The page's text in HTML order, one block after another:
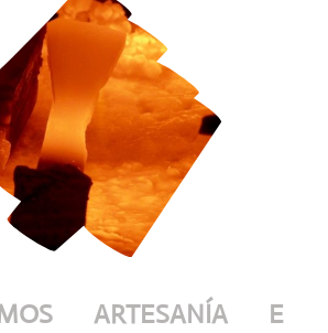
ARTESANÍA E